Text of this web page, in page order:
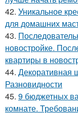
42. Уникальное
для домашних
43.
новостройке.
квартиры в
44. Декоративная
Разновидности
45. 9 бюджетных
комнате.